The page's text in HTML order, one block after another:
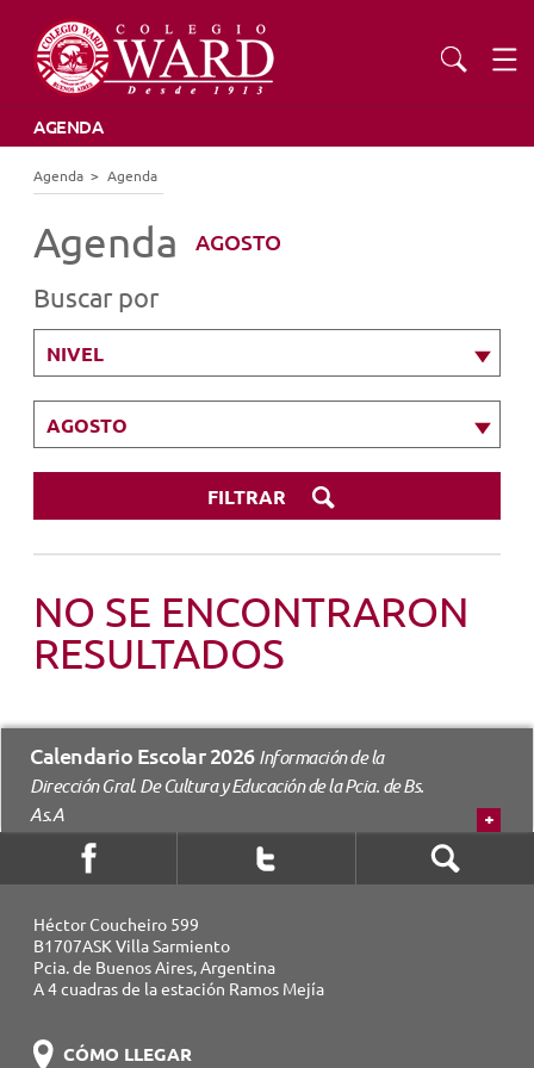
INSTITUCIONAL
COMUNIDAD
AGENDA
TRABAJAR AQUÍ
INTRANET
Agenda Agenda
Agenda AGOSTO
Buscar por
NIVEL
AGOSTO
FILTRAR
NO SE ENCONTRARON
RESULTADOS
AGENDA
Calendario Escolar 2026 Información de la
Dirección Gral. De Cultura y Educación de la Pcia. de Bs.
As.A
Héctor Coucheiro 599
B1707ASK Villa Sarmiento
Pcia. de Buenos Aires, Argentina
A 4 cuadras de la estación Ramos Mejía
CÓMO LLEGAR